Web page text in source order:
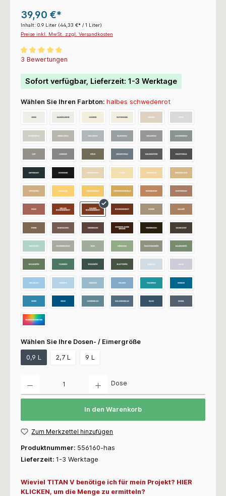
39,90 €*
Inhalt: 0.9 Liter (44,33 €* / 1 Liter)
Preise inkl. MwSt. zzgl. Versandkosten
Durchschnittliche Bewertung von 5 von 5 Sternen
3 Bewertungen
Sofort verfügbar, Lieferzeit: 1-3 Werktage
Wählen Sie Ihren Farbton: halbes schwedenrot
Wählen Sie Ihre Dosen- / Eimergröße
0,9 L 2,7 L 9 L
Dose
In den Warenkorb
Zum Merkzettel hinzufügen
Produktnummer: 556160-has
Lieferzeit: 1-3 Werktage
Wieviel TITAN V benötige ich für mein Projekt? HIER
KLICKEN, um die Menge zu ermitteln?